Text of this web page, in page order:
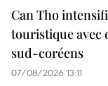
Can Tho
touristique avec
sud-coréens
07/08/2026 13:11